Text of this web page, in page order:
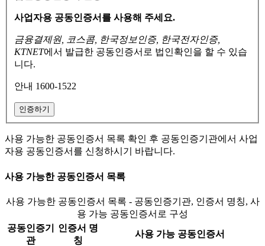
사업자용 공동인증서를 사용해 주세요.
금융결제원, 코스콤, 한국정보인증, 한국전자인증,
KTNET에서 발급한 공동인증서로 법인확인을 할 수 있습
니다.
안내 1600-1522
인증하기
사용 가능한 공동인증서 목록 확인 후 공동인증기관에서 사업
자용 공동인증서를 신청하시기 바랍니다.
사용 가능한 공동인증서 목록
사용 가능한 공동인증서 목록 - 공동인증기관, 인증서 명칭, 사
용 가능 공동인증서로 구성
공동인증기
관
인증서 명
칭
사용 가능 공동인증서